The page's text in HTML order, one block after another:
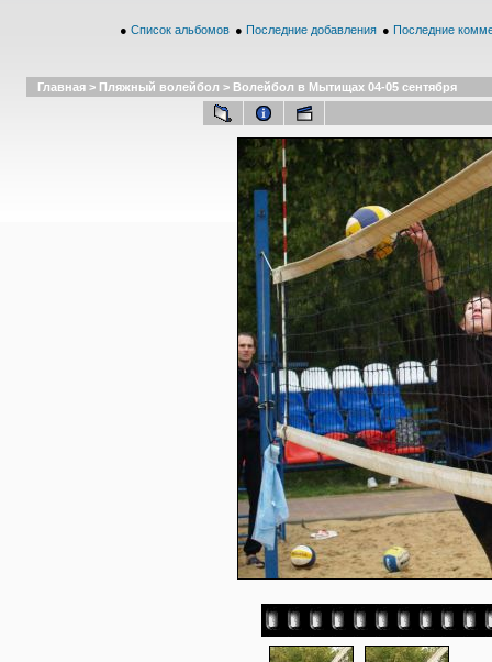
● Список альбомов ● Последние добавления ● Последние
Главная > Пляжный волейбол > Волейбол в Мытищах 04-05 сентября